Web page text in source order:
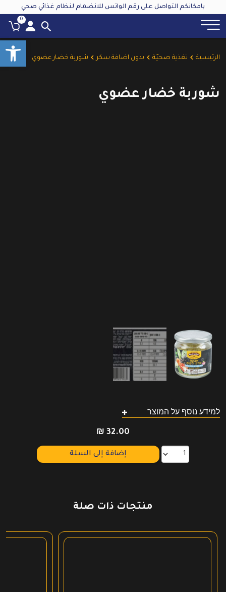
بامكانكم التواصل على رقم الواتس للانضمام لنظام غذائي صحي
0
الرئيسية تغذية صحيّة بدون اضافة سكر شوربة خضار عضوي
شوربة خضار عضوي
למידע נוסף על המוצר
₪ 32.00
إضافة إلى السلة
منتجات ذات صلة